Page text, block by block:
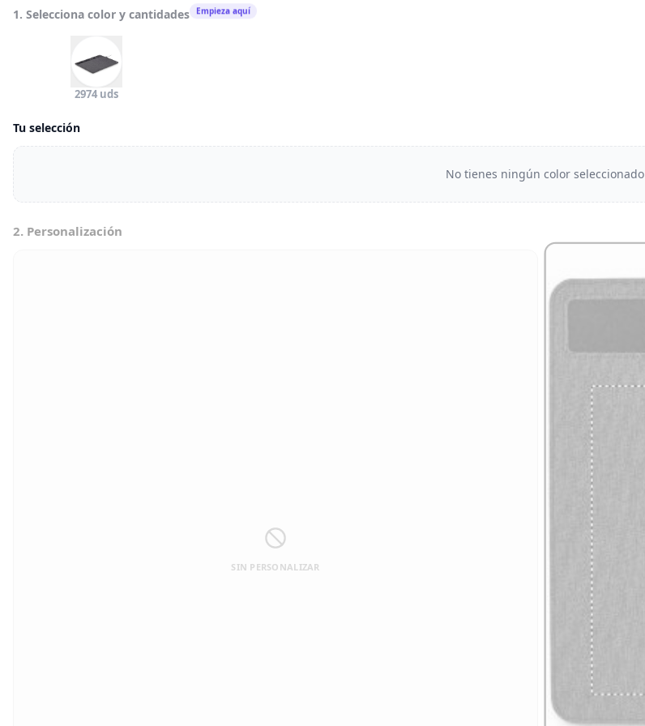
1. Selecciona color y cantidades Empieza aquí
2974 uds
Tu selección
No tienes ningún color seleccionado
2. Personalización
SIN PERSONALIZAR